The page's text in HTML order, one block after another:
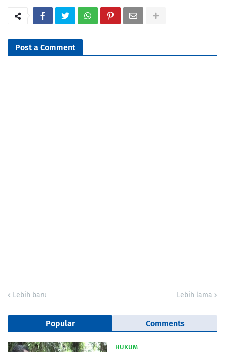
Post a Comment
Lebih baru Lebih lama
Popular Comments
HUKUM